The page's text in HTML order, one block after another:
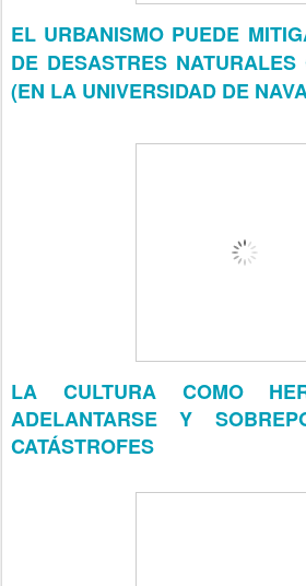
EL URBANISMO PUEDE
DE DESASTRES
(EN LA UNIVERSIDAD DE
LA CULTURA COMO
ADELANTARSE Y
CATÁSTROFES